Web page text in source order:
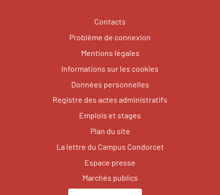
Contacts
Problème de connexion
Mentions légales
Informations sur les cookies
Données personnelles
Registre des actes administratifs
Emplois et stages
Plan du site
La lettre du Campus Condorcet
Espace presse
Marchés publics